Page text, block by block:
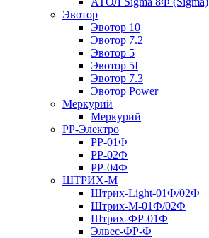
Эвотор
Эвотор 10
Эвотор 7.2
Эвотор 5
Эвотор 5I
Эвотор 7.3
Эвотор Power
Меркурий
Меркурий
РР-Электро
РР-01Ф
РР-02Ф
РР-04Ф
ШТРИХ-М
Штрих-Light-01Ф/02Ф
Штрих-М-01Ф/02Ф
Штрих-ФР-01Ф
Элвес-ФР-Ф